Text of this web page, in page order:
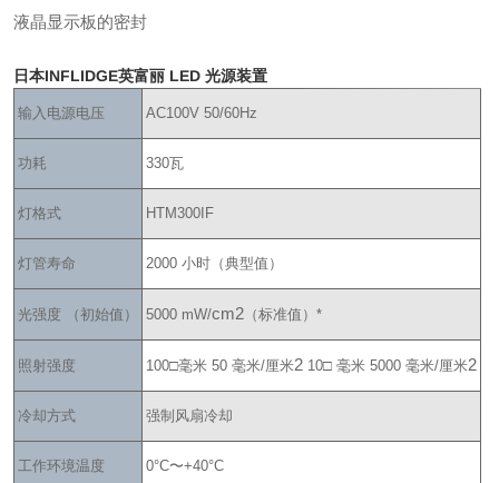
液晶显示板的密封
日本INFLIDGE英富丽 LED 光源装置
输入电源电压 AC100V 50/60Hz
功耗 330瓦
灯格式 HTM300IF
灯管寿命 2000 小时（典型值）
光强度 （初始值） 5000 mW/cm2 （标准值）*
照射强度 100□毫米 50 毫米/厘米2 10□ 毫米 5000 毫米/厘米2
冷却方式 强制风扇冷却
工作环境温度 0°C〜+40°C